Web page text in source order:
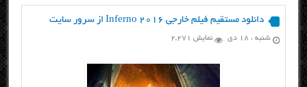
دانلود مستقیم فیلم خارجی Inferno 2016 از سرور سایت
شنبه ، ۱۸ دی نمایش 2,271